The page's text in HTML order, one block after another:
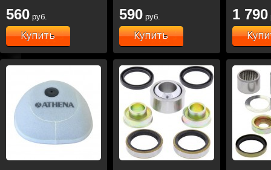
560 руб.
Купить
590 руб.
Купить
TC85/
FC250/
1 790